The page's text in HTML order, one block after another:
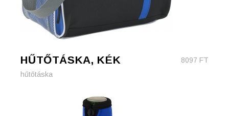
HŰTŐTÁSKA, KÉK 8097 FT
hűtőtáska